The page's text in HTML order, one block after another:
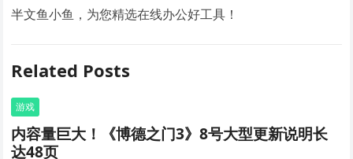
半文鱼小鱼，为您精选在线办公好工具！
Related Posts
游戏
内容量巨大！《博德之门3》8号大型更新说明长
达48页